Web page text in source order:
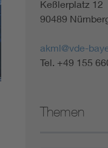
Renewable
Environmental
Keßlerplatz 12
90489
akml@vde-
Tel. +49 155
Themen